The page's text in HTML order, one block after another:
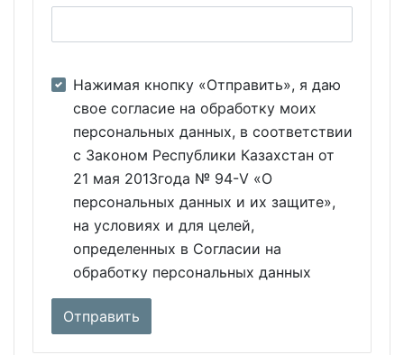
Нажимая кнопку «Отправить», я даю
свое согласие на обработку моих
персональных данных, в соответствии
с Законом Республики Казахстан от
21 мая 2013года № 94-V «О
персональных данных и их защите»,
на условиях и для целей,
определенных в Согласии на
обработку персональных данных